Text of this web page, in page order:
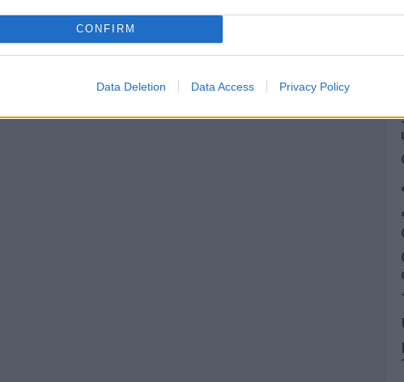
CONFIRM
Data Deletion Data Access Privacy Policy